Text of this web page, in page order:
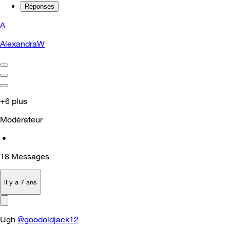
Réponses
A
AlexandraW
+6 plus
Modérateur
•
18 Messages
il y a 7 ans
Ugh @goodoldjack12